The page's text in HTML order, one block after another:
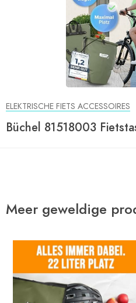
ELEKTRISCHE FIETS ACCESSOIRES
Büchel 81518003
Meer geweldige